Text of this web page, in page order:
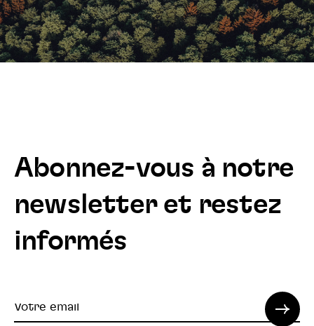
Abonnez-vous à notre
newsletter et restez
informés
Votre